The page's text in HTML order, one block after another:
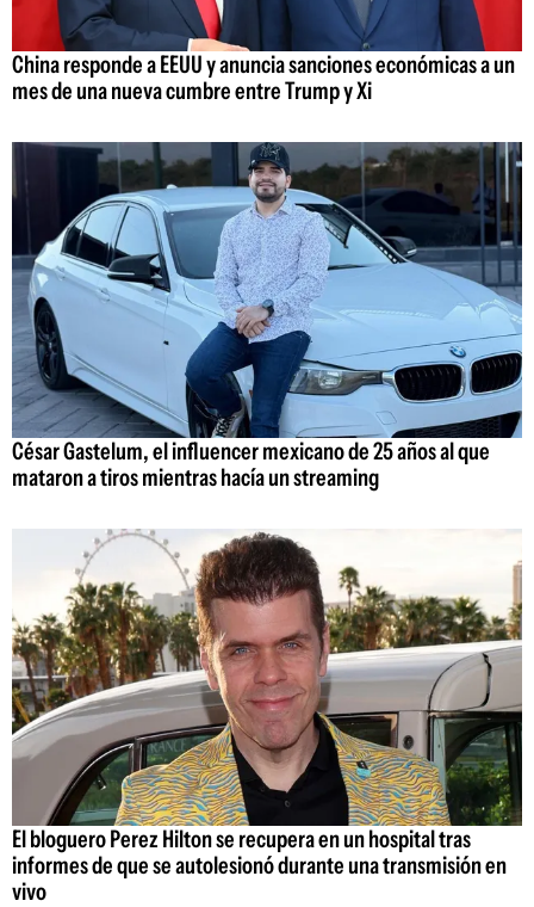
China responde a EEUU y anuncia sanciones económicas a un
mes de una nueva cumbre entre Trump y Xi
César Gastelum, el influencer mexicano de 25 años al que
mataron a tiros mientras hacía un streaming
El bloguero Perez Hilton se recupera en un hospital tras
informes de que se autolesionó durante una transmisión en
vivo